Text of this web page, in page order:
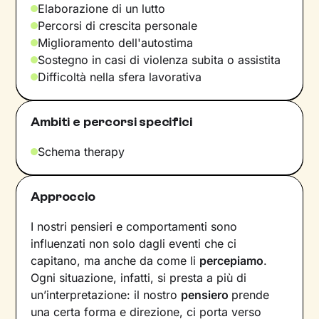
Elaborazione di un lutto
Percorsi di crescita personale
Miglioramento dell'autostima
Sostegno in casi di violenza subita o assistita
Difficoltà nella sfera lavorativa
Ambiti e percorsi specifici
Schema therapy
Approccio
I nostri pensieri e comportamenti sono
influenzati non solo dagli eventi che ci
capitano, ma anche da come li percepiamo.
Ogni situazione, infatti, si presta a più di
un’interpretazione: il nostro pensiero prende
una certa forma e direzione, ci porta verso